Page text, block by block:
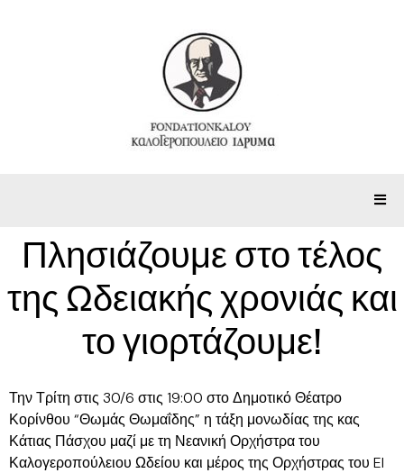
Πλησιάζουμε στο τέλος
της Ωδειακής χρονιάς και
το γιορτάζουμε!
Την Τρίτη στις 30/6 στις 19:00 στο Δημοτικό Θέατρο
Κορίνθου “Θωμάς Θωμαΐδης” η τάξη μονωδίας της κας
Κάτιας Πάσχου μαζί με τη Νεανική Ορχήστρα του
Καλογεροπούλειου Ωδείου και μέρος της Ορχήστρας του El